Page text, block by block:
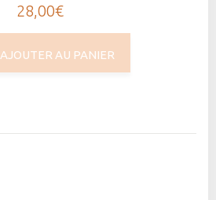
28,00€
AJOUTER AU PANIER